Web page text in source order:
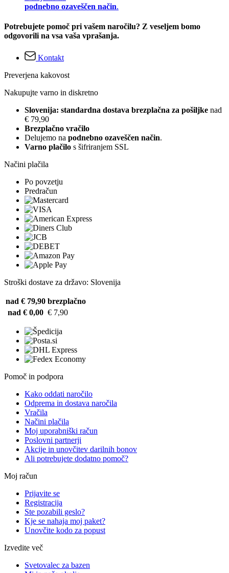
podnebno ozaveščen način.
Potrebujete pomoč pri vašem naročilu? Z veseljem bomo
odgovorili na vsa vaša vprašanja.
Kontakt
Preverjena kakovost
Nakupujte varno in diskretno
Slovenija: standardna dostava brezplačna za pošiljke nad
€ 79,90
Brezplačno vračilo
Delujemo na podnebno ozaveščen način.
Varno plačilo s šifriranjem SSL
Načini plačila
Po povzetju
Predračun
Stroški dostave za državo: Slovenija
nad € 79,90 brezplačno
nad € 0,00 € 7,90
Pomoč in podpora
Kako oddati naročilo
Odprema in dostava naročila
Vračila
Načini plačila
Moj uporabniški račun
Poslovni partnerji
Akcije in unovčitev darilnih bonov
Ali potrebujete dodatno pomoč?
Moj račun
Prijavite se
Registracija
Ste pozabili geslo?
Kje se nahaja moj paket?
Unovčite kodo za popust
Izvedite več
Svetovalec za bazen